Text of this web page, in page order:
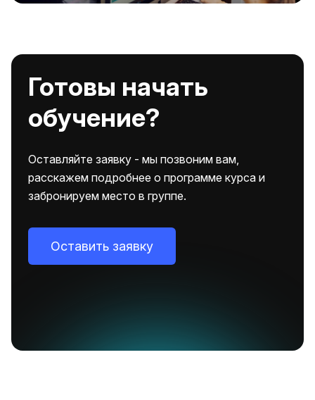
Готовы начать
обучение?
Оставляйте заявку - мы позвоним вам,
расскажем подробнее о программе курса и
забронируем место в группе.
Оставить заявку